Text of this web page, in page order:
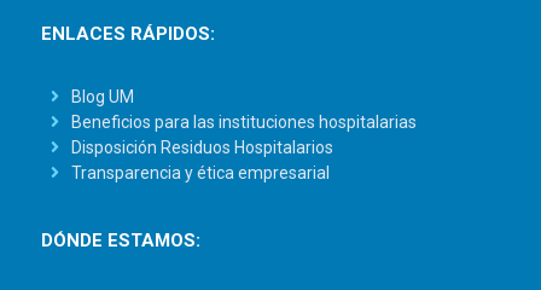
ENLACES RÁPIDOS:
Blog UM
Beneficios para las instituciones hospitalarias
Disposición Residuos Hospitalarios
Transparencia y ética empresarial
DÓNDE ESTAMOS: